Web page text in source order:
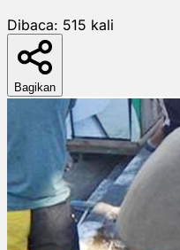
Dibaca: 515 kali
Bagikan